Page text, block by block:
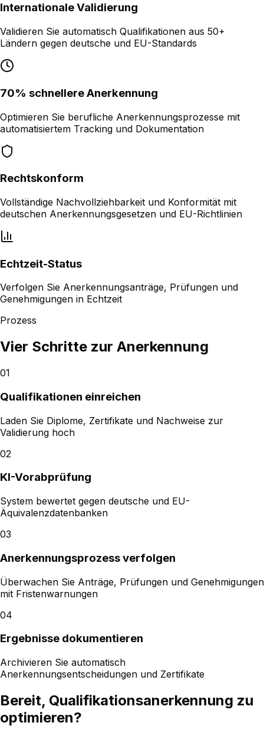
Internationale Validierung
Validieren Sie automatisch Qualifikationen aus 50+
Ländern gegen deutsche und EU-Standards
70% schnellere Anerkennung
Optimieren Sie berufliche Anerkennungsprozesse mit
automatisiertem Tracking und Dokumentation
Rechtskonform
Vollständige Nachvollziehbarkeit und Konformität mit
deutschen Anerkennungsgesetzen und EU-Richtlinien
Echtzeit-Status
Verfolgen Sie Anerkennungsanträge, Prüfungen und
Genehmigungen in Echtzeit
Prozess
Vier Schritte zur Anerkennung
01
Qualifikationen einreichen
Laden Sie Diplome, Zertifikate und Nachweise zur
Validierung hoch
02
KI-Vorabprüfung
System bewertet gegen deutsche und EU-
Äquivalenzdatenbanken
03
Anerkennungsprozess verfolgen
Überwachen Sie Anträge, Prüfungen und Genehmigungen
mit Fristenwarnungen
04
Ergebnisse dokumentieren
Archivieren Sie automatisch
Anerkennungsentscheidungen und Zertifikate
Bereit, Qualifikationsanerkennung zu
optimieren?